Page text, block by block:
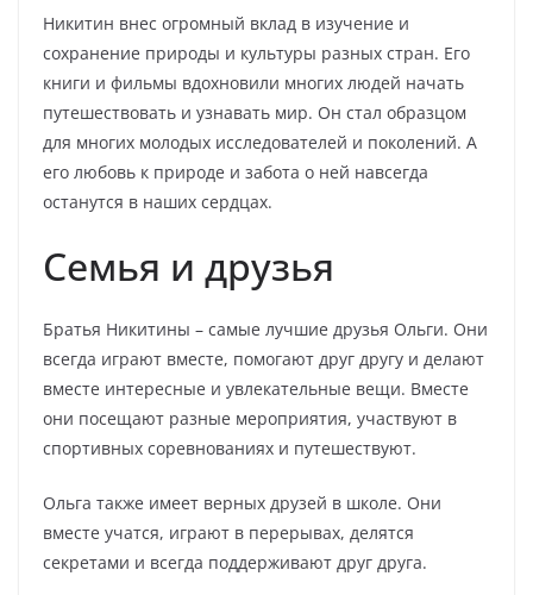
Никитин внес огромный вклад в изучение и
сохранение природы и культуры разных стран. Его
книги и фильмы вдохновили многих людей начать
путешествовать и узнавать мир. Он стал образцом
для многих молодых исследователей и поколений. А
его любовь к природе и забота о ней навсегда
останутся в наших сердцах.
Семья и друзья
Братья Никитины – самые лучшие друзья Ольги. Они
всегда играют вместе, помогают друг другу и делают
вместе интересные и увлекательные вещи. Вместе
они посещают разные мероприятия, участвуют в
спортивных соревнованиях и путешествуют.
Ольга также имеет верных друзей в школе. Они
вместе учатся, играют в перерывах, делятся
секретами и всегда поддерживают друг друга.